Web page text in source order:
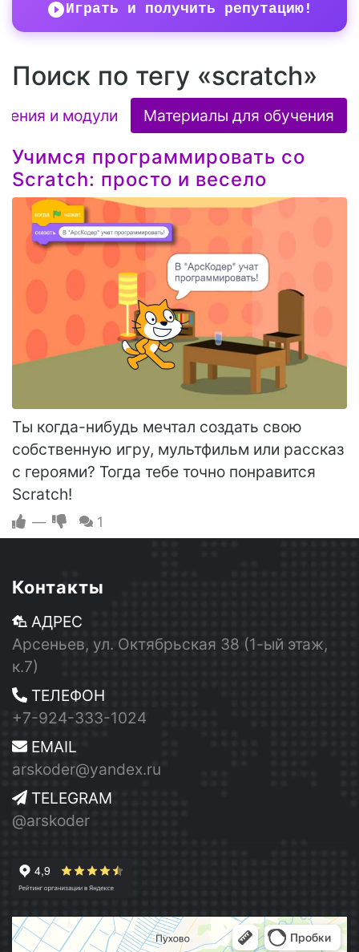
Играть и получить репутацию!
Поиск по тегу «scratch»
и модули Материалы для обучения
Учимся программировать со
Scratch: просто и весело
Ты когда-нибудь мечтал создать свою
собственную игру, мультфильм или рассказ
с героями? Тогда тебе точно понравится
Scratch!
— 1
Контакты
АДРЕС
Арсеньев, ул. Октябрьская 38 (1-ый этаж,
к.7)
ТЕЛЕФОН
+7-924-333-1024
EMAIL
arskoder@yandex.ru
TELEGRAM
@arskoder